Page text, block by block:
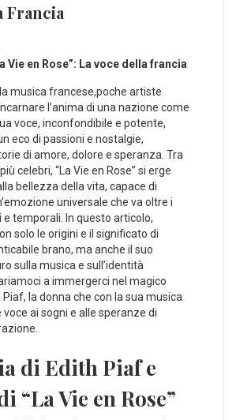
Francia
Vie en Rose”: La voce della francia
musica francese,poche artiste
l’anima di una‌ nazione come
voce, ​inconfondibile e potente,
eco di passioni e nostalgie,
di amore, dolore e speranza.⁤ Tra
celebri,​ “La‌ Vie en Rose”⁤ si erge
bellezza della vita, capace di
‌universale che va ⁣oltre i‍
temporali. In questo articolo,
solo le origini e il significato‌ di
brano, ma anche il suo
sulla musica e sull’identità
a immergerci ⁢nel magico
la donna ‍che con la sua musica
voce ai sogni e alle speranze di‍
di ⁢Edith⁤ Piaf e
“La Vie ⁣en Rose”